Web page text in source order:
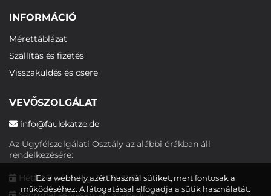
INFORMÁCIÓ
Mérettáblázat
Szállítás és fizetés
Visszaküldés és csere
VEVŐSZOLGÁLAT
info@faulekatze.de
Az Ügyfélszolgálati Osztály az alábbi órákban áll
rendelkezésére:
Hétfőtől péntekig: 10:00-19:00
Ez a webhely azért használ sütiket, mert fontosak a
működéséhez. A látogatással elfogadja a sütik használatát.